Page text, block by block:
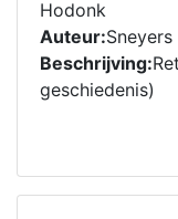
Hodonk
Auteur:
Beschrijving:
geschiedenis)